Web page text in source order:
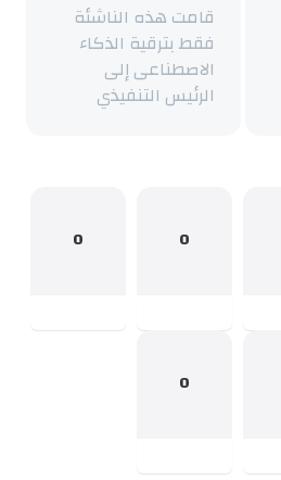
قامت هذه الناشئة
فقط بترقية الذكاء
الاصطناعى إلى
الرئيس التنفيذي
0
0
0